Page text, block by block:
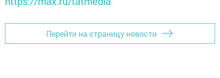
Перейти на страницу новости